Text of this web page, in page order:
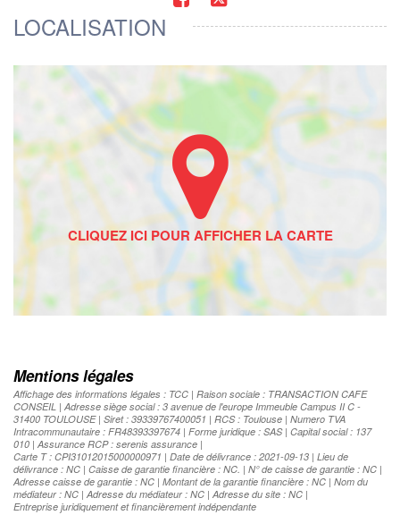
LOCALISATION
Mentions légales
Affichage des informations légales : TCC | Raison sociale : TRANSACTION CAFE
CONSEIL | Adresse siège social : 3 avenue de l'europe Immeuble Campus II C -
31400 TOULOUSE | Siret : 39339767400051 | RCS : Toulouse | Numero TVA
Intracommunautaire : FR48393397674 | Forme juridique : SAS | Capital social : 137
010 | Assurance RCP : serenis assurance |
Carte T : CPI31012015000000971 | Date de délivrance : 2021-09-13 | Lieu de
délivrance : NC | Caisse de garantie financière : NC. | N° de caisse de garantie : NC |
Adresse caisse de garantie : NC | Montant de la garantie financière : NC | Nom du
médiateur : NC | Adresse du médiateur : NC | Adresse du site : NC |
Entreprise juridiquement et financièrement indépendante